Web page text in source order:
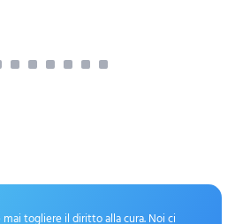
togliere il diritto alla cura. Noi ci